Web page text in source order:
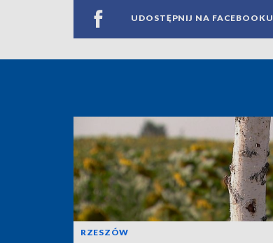
UDOSTĘPNIJ NA FACEBOOKU
RZESZÓW